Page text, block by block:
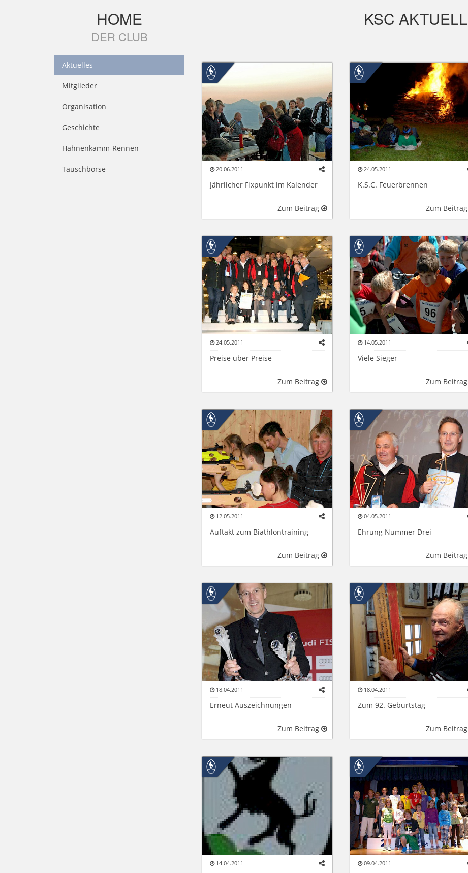
KSC AKTUELL
20.06.2011
Jährlicher Fixpunkt im Kalender
Zum Beitrag
24.05.2011
K.S.C. Feuerbrennen
Zum Beitrag
24.05.2011
Preise über Preise
Zum Beitrag
14.05.2011
Viele Sieger
Zum Beitrag
12.05.2011
Auftakt zum Biathlontraining
Zum Beitrag
04.05.2011
Ehrung Nummer Drei
Zum Beitrag
18.04.2011
Erneut Auszeichnungen
Zum Beitrag
18.04.2011
Zum 92. Geburtstag
Zum Beitrag
14.04.2011 09.04.2011
HOME
DER CLUB
Aktuelles
Mitglieder
Organisation
Geschichte
Hahnenkamm-Rennen
Tauschbörse